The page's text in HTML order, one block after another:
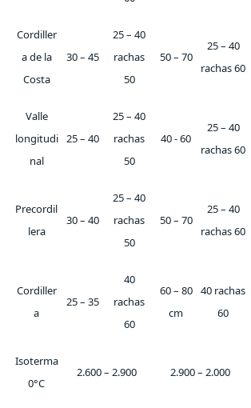
Cordiller
a de la
Costa
30 – 45
25 – 40
rachas
50
50 – 70
25 – 40
rachas 60
Valle
longitudi
nal
25 – 40
25 – 40
rachas
50
40 - 60
25 – 40
rachas 60
Precordil
lera
30 – 40
25 – 40
rachas
50
50 – 70
25 – 40
rachas 60
Cordiller
a
25 – 35
40
rachas
60
60 – 80
cm
40 rachas
60
Isoterma
0°C
2.600 – 2.900 2.900 – 2.000